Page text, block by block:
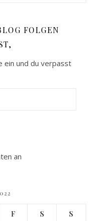
FOLGEN
ein und du verpasst
an
F S S